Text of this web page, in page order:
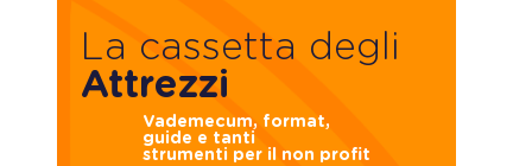
La cassetta degli
Attrezzi
Vademecum, format,
guide e tanti
strumenti per il non profit